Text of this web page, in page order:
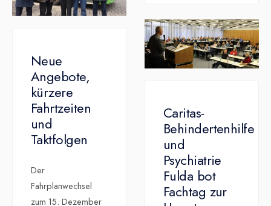
Neue
Angebote,
kürzere
Fahrtzeiten
und
Taktfolgen
Der
Fahrplanwechsel
zum 15. Dezember
Caritas-
Behindertenhilfe
und
Psychiatrie
Fulda bot
Fachtag zur